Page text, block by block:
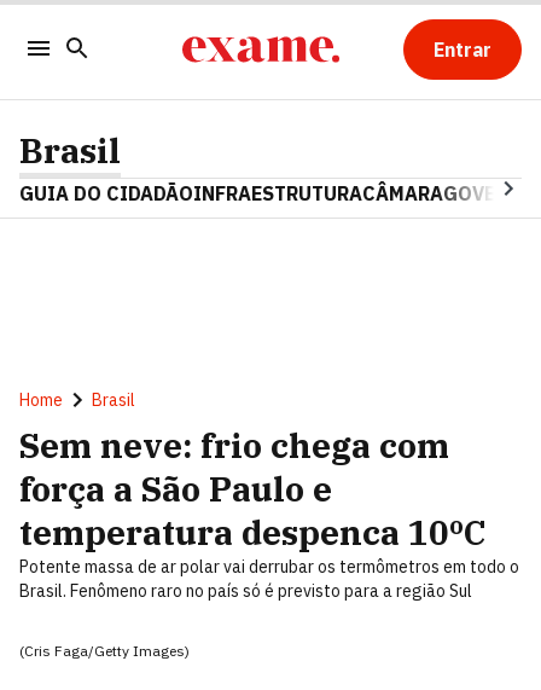
Entrar
Brasil
GUIA DO CIDADÃOINFRAESTRUTURACÂMARAGOVERNO
Home Brasil
Sem neve: frio chega com
força a São Paulo e
temperatura despenca 10ºC
Potente massa de ar polar vai derrubar os termômetros em todo o
Brasil. Fenômeno raro no país só é previsto para a região Sul
(Cris Faga/Getty Images)